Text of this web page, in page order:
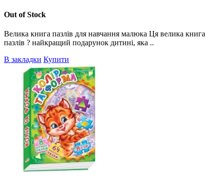
Out of Stock
Велика книга пазлів для навчання малюка Ця велика книга
пазлів ? найкращий подарунок дитині, яка ..
В закладки Купити